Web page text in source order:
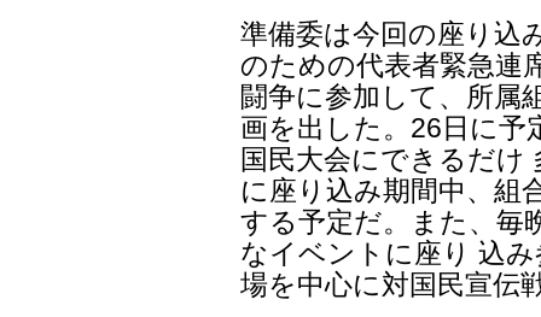
準備委は今回の座り込
のための代表者緊急連
闘争に参加して、所属
画を出した。26日に予
国民大会にできるだけ
に座り込み期間中、組
する予定だ。また、毎
なイベントに座り 込
場を中心に対国民宣伝